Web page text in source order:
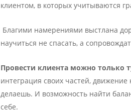
клиентом, в которых учитываются
Благими намерениями выстлана
научиться не спасать, а
Провести клиента можно только
интеграция своих частей,
делаешь. И возможность найти
себе.